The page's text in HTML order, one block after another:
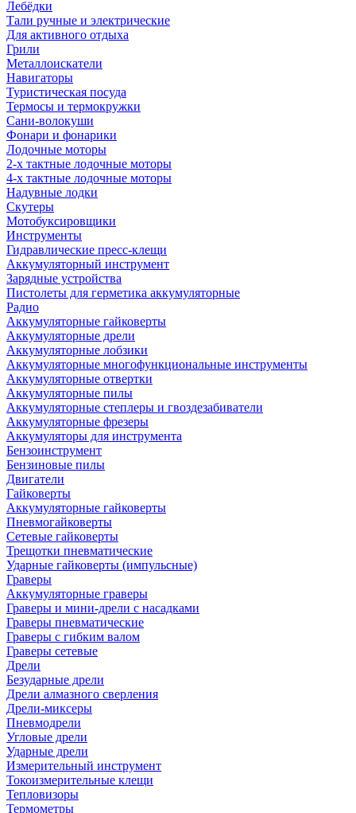
Лебёдки
Тали ручные и электрические
Для активного отдыха
Грили
Металлоискатели
Навигаторы
Туристическая посуда
Термосы и термокружки
Сани-волокуши
Фонари и фонарики
Лодочные моторы
2-х тактные лодочные моторы
4-х тактные лодочные моторы
Надувные лодки
Скутеры
Мотобуксировщики
Инструменты
Гидравлические пресс-клещи
Аккумуляторный инструмент
Зарядные устройства
Пистолеты для герметика аккумуляторные
Радио
Аккумуляторные гайковерты
Аккумуляторные дрели
Аккумуляторные лобзики
Аккумуляторные многофункциональные инструменты
Аккумуляторные отвертки
Аккумуляторные пилы
Аккумуляторные степлеры и гвоздезабиватели
Аккумуляторные фрезеры
Аккумуляторы для инструмента
Бензоинструмент
Бензиновые пилы
Двигатели
Гайковерты
Аккумуляторные гайковерты
Пневмогайковерты
Сетевые гайковерты
Трещотки пневматические
Ударные гайковерты (импульсные)
Граверы
Аккумуляторные граверы
Граверы и мини-дрели с насадками
Граверы пневматические
Граверы с гибким валом
Граверы сетевые
Дрели
Безударные дрели
Дрели алмазного сверления
Дрели-миксеры
Пневмодрели
Угловые дрели
Ударные дрели
Измерительный инструмент
Токоизмерительные клещи
Тепловизоры
Термометры